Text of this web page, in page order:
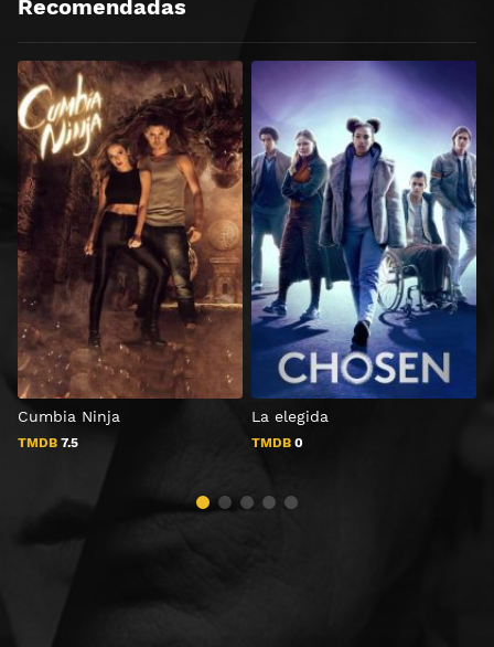
Recomendadas
Cumbia Ninja
TMDB 7.5
La elegida
TMDB 0